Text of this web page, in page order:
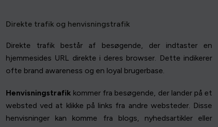
Direkte trafik og henvisningstrafik
Direkte trafik består af besøgende, der indtaster en
hjemmesides URL direkte i deres browser. Dette indikerer
ofte brand awareness og en loyal brugerbase.
Henvisningstrafik kommer fra besøgende, der lander på et
websted ved at klikke på links fra andre websteder. Disse
henvisninger kan komme fra blogs, nyhedsartikler eller